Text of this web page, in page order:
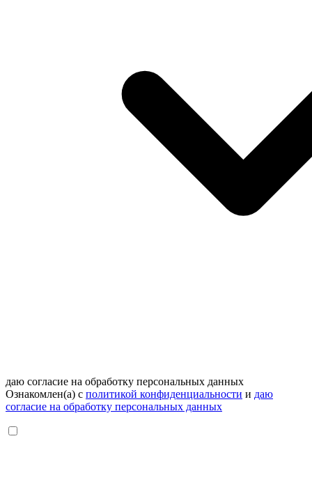
даю согласие на обработку персональных данных
Ознакомлен(а) с политикой конфиденциальности и даю
согласие на обработку персональных данных